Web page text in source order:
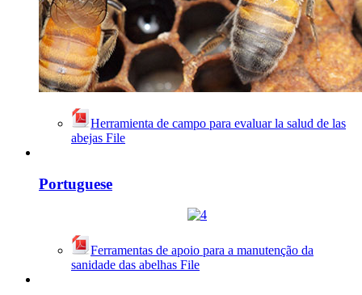
Herramienta de campo para evaluar la salud de las
abejas File
Portuguese
Ferramentas de apoio para a manutenção da
sanidade das abelhas File